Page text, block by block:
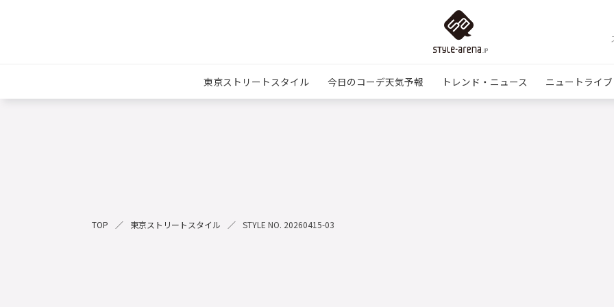
東京ストリートスタイル 今日のコーデ天気予報 トレンド・ニュース ニュートライブ
TOP 東京ストリートスタイル STYLE NO. 20260415-03